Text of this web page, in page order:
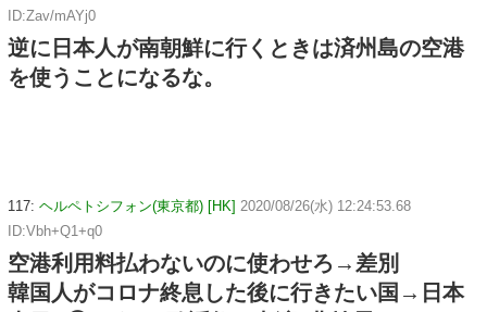
ID:Zav/mAYj0
逆に日本人が南朝鮮に行くときは済州島の空港
を使うことになるな。
117: ヘルペトシフォン(東京都) [HK] 2020/08/26(水) 12:24:53.68
ID:Vbh+Q1+q0
空港利用料払わないのに使わせろ→差別
韓国人がコロナ終息した後に行きたい国→日本